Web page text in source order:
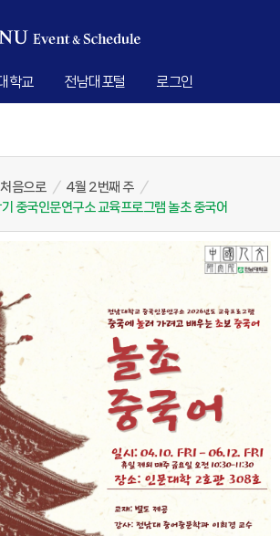
학교 전남대포털 로그인
처음으로 / 4월 2번째 주 /
중국인문연구소 교육프로그램 놀초 중국어